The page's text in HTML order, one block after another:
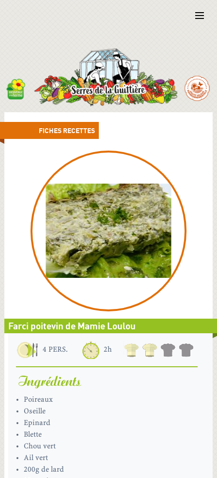
FICHES RECETTES
Farci poitevin de Mamie Loulou
4 PERS. 2h
Poireaux
Oseille
Epinard
Blette
Chou vert
Ail vert
200g de lard